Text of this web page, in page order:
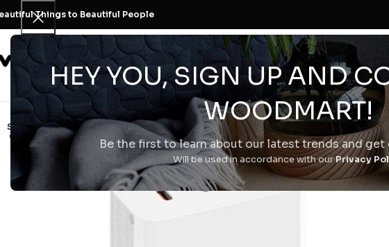
HEY YOU, SIGN UP AND
WOODMART!
Be the first to learn about our latest trends and
Will be used in accordance with ourPrivacy
Things to Beautiful People
H Εταιρεία
SOLD
OUT